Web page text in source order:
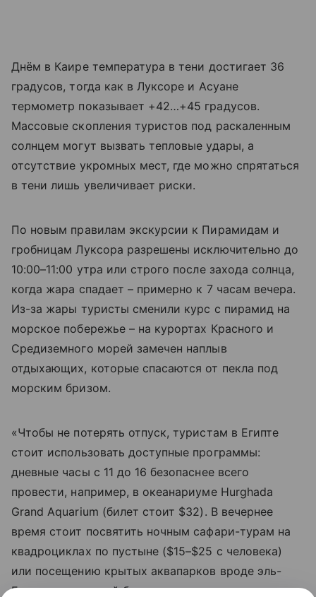
Днём в Каире температура в тени достигает 36
градусов, тогда как в Луксоре и Асуане
термометр показывает +42…+45 градусов.
Массовые скопления туристов под раскаленным
солнцем могут вызвать тепловые удары, а
отсутствие укромных мест, где можно спрятаться
в тени лишь увеличивает риски.
По новым правилам экскурсии к Пирамидам и
гробницам Луксора разрешены исключительно до
10:00–11:00 утра или строго после захода солнца,
когда жара спадает – примерно к 7 часам вечера.
Из-за жары туристы сменили курс с пирамид на
морское побережье – на курортах Красного и
Средиземного морей замечен наплыв
отдыхающих, которые спасаются от пекла под
морским бризом.
«Чтобы не потерять отпуск, туристам в Египте
стоит использовать доступные программы:
дневные часы с 11 до 16 безопаснее всего
провести, например, в океанариуме Hurghada
Grand Aquarium (билет стоит $32). В вечернее
время стоит посвятить ночным сафари-турам на
квадроциклах по пустыне ($15–$25 с человека)
или посещению крытых аквапарков вроде эль-
Гуны, где вечерний билет после захода солнца